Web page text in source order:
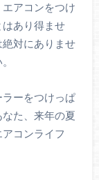
アコンをつけ
あり得ませ
対にありませ
ーをつけっぱ
た、来年の夏
コンライフ